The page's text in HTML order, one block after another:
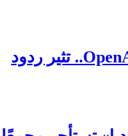
أول رحلة فاخرة من OpenAI.. تثير ردود